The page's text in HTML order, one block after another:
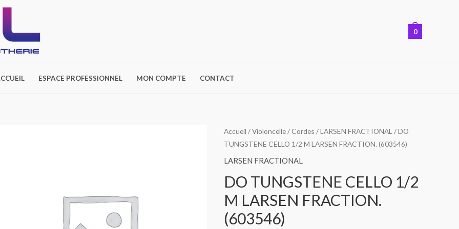
0
ESPACE PROFESSIONNEL MON COMPTE CONTACT
Accueil /Violoncelle/Cordes /LARSEN FRACTIONAL / DO
TUNGSTENE CELLO 1/2 M LARSEN FRACTION. (603546)
LARSEN FRACTIONAL
DO TUNGSTENE CELLO 1/2
M LARSEN FRACTION.
(603546)